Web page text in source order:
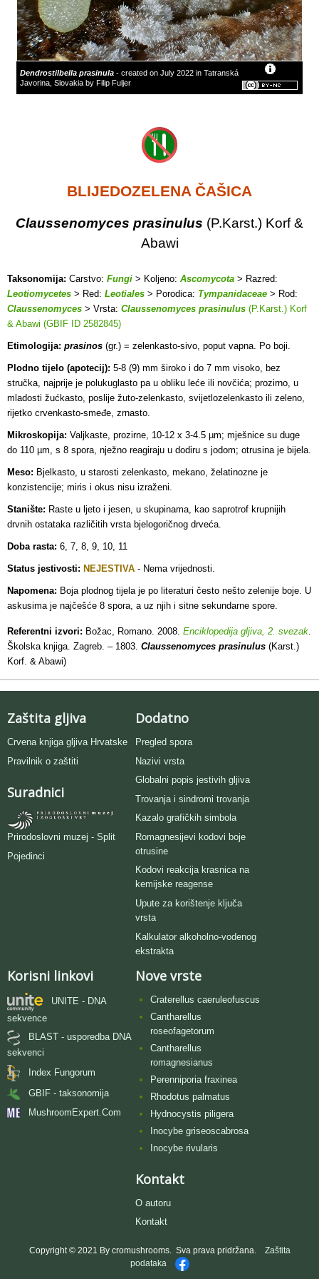
Dendrostilbella prasinula - created on July 2022 in Tatranská
Javorina, Slovakia by Filip Fuljer
BLIJEDOZELENA ČAŠICA
Claussenomyces prasinulus (P.Karst.) Korf &
Abawi
Taksonomija: Carstvo: Fungi > Koljeno: Ascomycota > Razred:
Leotiomycetes > Red: Leotiales > Porodica: Tympanidaceae > Rod:
Claussenomyces > Vrsta: Claussenomyces prasinulus (P.Karst.) Korf
& Abawi (GBIF ID 2582845)
Etimologija: prasinos (gr.) = zelenkasto-sivo, poput vapna. Po boji.
Plodno tijelo (apotecij): 5-8 (9) mm široko i do 7 mm visoko, bez
stručka, najprije je polukuglasto pa u obliku leće ili novčića; prozirno, u
mladosti žućkasto, poslije žuto-zelenkasto, svijetlozelenkasto ili zeleno,
rijetko crvenkasto-smeđe, zrnasto.
Mikroskopija: Valjkaste, prozirne, 10-12 x 3-4.5 µm; mješnice su duge
do 110 µm, s 8 spora, nježno reagiraju u dodiru s jodom; otrusina je bijela.
Meso: Bjelkasto, u starosti zelenkasto, mekano, želatinozne je
konzistencije; miris i okus nisu izraženi.
Stanište: Raste u ljeto i jesen, u skupinama, kao saprotrof krupnijih
drvnih ostataka različitih vrsta bjelogoričnog drveća.
Doba rasta: 6, 7, 8, 9, 10, 11
Status jestivosti: NEJESTIVA - Nema vrijednosti.
Napomena: Boja plodnog tijela je po literaturi često nešto zelenije boje. U
askusima je najčešće 8 spora, a uz njih i sitne sekundarne spore.
Referentni izvori: Božac, Romano. 2008. Enciklopedija gljiva, 2. svezak.
Školska knjiga. Zagreb. – 1803. Claussenomyces prasinulus (Karst.)
Korf. & Abawi)
Zaštita gljiva
Crvena knjiga gljiva Hrvatske
Pravilnik o zaštiti
Suradnici
Prirodoslovni muzej - Split
Pojedinci
Dodatno
Pregled spora
Nazivi vrsta
Globalni popis jestivih gljiva
Trovanja i sindromi trovanja
Kazalo grafičkih simbola
Romagnesijevi kodovi boje
otrusine
Kodovi reakcija krasnica na
kemijske reagense
Upute za korištenje ključa
vrsta
Kalkulator alkoholno-vodenog
ekstrakta
Korisni linkovi
UNITE - DNA
sekvence
BLAST - usporedba DNA
sekvenci
Index Fungorum
GBIF - taksonomija
MushroomExpert.Com
Nove vrste
Craterellus caeruleofuscus
Cantharellus
roseofagetorum
Cantharellus
romagnesianus
Perenniporia fraxinea
Rhodotus palmatus
Hydnocystis piligera
Inocybe griseoscabrosa
Inocybe rivularis
Kontakt
O autoru
Kontakt
Copyright © 2021 By cromushrooms. Sva prava pridržana. Zaštita
podataka